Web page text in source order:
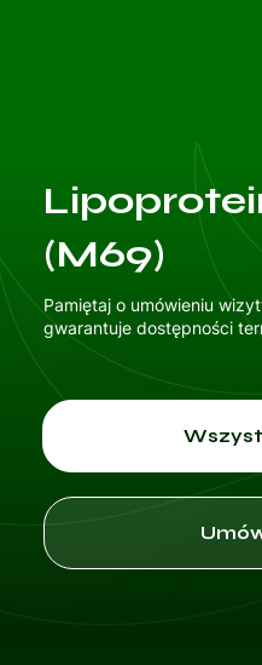
(M69)
Pamiętaj o umówieniu
gwarantuje dostępności